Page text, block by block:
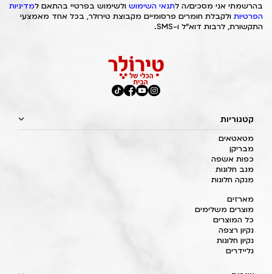
בהרשמתי אני מסכים/ה לתנאי השימוש ולשימוש בפרטיי בהתאם למדיניות
הפרטיות ולקבלת חומרים פרסומיים מקבוצת טירולר, בכל אחד מאמצעי
התקשורת, לרבות דוא"ל ו-SMS.
קטגוריות
מטאטאים
מבריקן
כפות אשפה
מגב חלונות
מנקה חלונות
מארזים
מוצרים משלימים
כל המוצרים
נקיון רצפה
נקיון חלונות
גליידרים